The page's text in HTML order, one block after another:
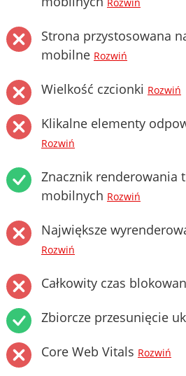
Rozwiń
Strona przystosowana
mobilne Rozwiń
Wielkość czcionki Rozwiń
Klikalne elementy
Rozwiń
Znacznik renderowania
mobilnych Rozwiń
Największe
Rozwiń
Całkowity czas
Zbiorcze przesunięcie
Core Web Vitals Rozwiń